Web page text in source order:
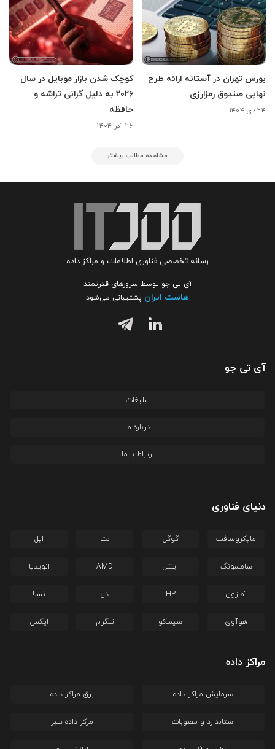
بورس تهران در آستانه ارائه طرح
نهایی صندوق رمزارزی
۲۴ دی ۱۴۰۴
کوچک شدن بازار موبایل در سال
۲۰۲۶ به دلیل گرانی تراشه و
حافظه
۲۶ آذر ۱۴۰۴
مشاهده مطالب بیشتر
رسانه تخصصی فناوری اطلاعات و مراکز داده
آی تی جو توسط سرورهای قدرتمند
هاست ایران پشتیبانی می‌شود
آی تی جو
تبلیغات
درباره ما
ارتباط با ما
دنیای فناوری
مایکروسافت گوگل متا اپل
سامسونگ اینتل AMD انویدیا
آمازون HP دل تسلا
هوآوی سیسکو تلگرام ایکس
مراکز داده
سرمایش مراکز داده برق مراکز داده
استاندارد و مصوبات مرکز داده سبز